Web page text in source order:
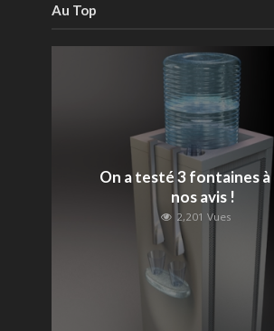
Au Top
On a testé 3 fontaines à
nos avis !
2,201 Vues